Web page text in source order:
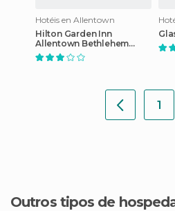
Hotéis en Allentown
Hilton Garden Inn
Allentown Bethlehem
Airport
1
Outros tipos de